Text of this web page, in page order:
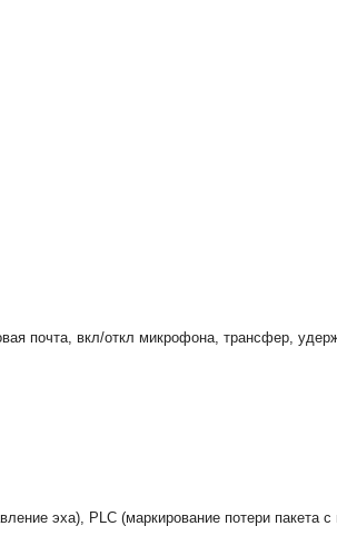
почта, вкл/откл микрофона, трансфер,
эха), PLC (маркирование потери